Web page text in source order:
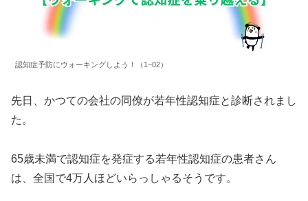
認知症予防にウォーキングしよう！（1−02）
先日、かつての会社の同僚が若年性認知症と診断されまし
た。
65歳未満で認知症を発症する若年性認知症の患者さん
は、全国で4万人ほどいらっしゃるそうです。